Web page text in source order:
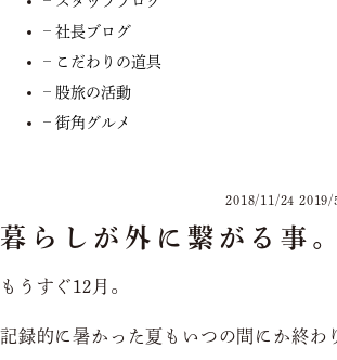
– 社長ブログ
– こだわりの道具
– 股旅の活動
– 街角グルメ
2018/11/24 2019/
暮らしが外に繋がる事。
もうすぐ12月。
記録的に暑かった夏もいつの間にか終わ